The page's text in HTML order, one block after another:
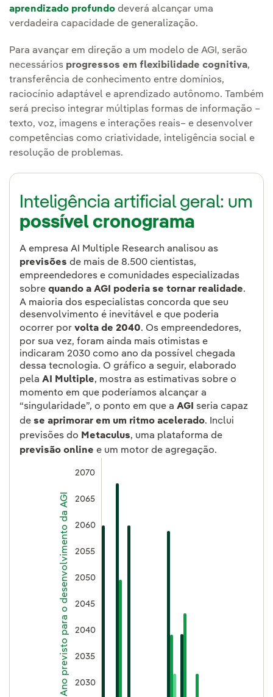
aprendizado profundo deverá alcançar uma
verdadeira capacidade de generalização.
Para avançar em direção a um modelo de AGI, serão
necessários progressos em flexibilidade cognitiva,
transferência de conhecimento entre domínios,
raciocínio adaptável e aprendizado autônomo. Também
será preciso integrar múltiplas formas de informação –
texto, voz, imagens e interações reais– e desenvolver
competências como criatividade, inteligência social e
resolução de problemas.
Inteligência artificial geral: um
possível cronograma
A empresa AI Multiple Research analisou as
previsões de mais de 8.500 cientistas,
empreendedores e comunidades especializadas
sobre quando a AGI poderia se tornar realidade.
A maioria dos especialistas concorda que seu
desenvolvimento é inevitável e que poderia
ocorrer por volta de 2040. Os empreendedores,
por sua vez, foram ainda mais otimistas e
indicaram 2030 como ano da possível chegada
dessa tecnologia. O gráfico a seguir, elaborado
pela AI Multiple, mostra as estimativas sobre o
momento em que poderíamos alcançar a
“singularidade”, o ponto em que a AGI seria capaz
de se aprimorar em um ritmo acelerado. Inclui
previsões do Metaculus, uma plataforma de
previsão online e um motor de agregação.
Ano previsto para o desenvolvimento da AGI
2070
2065
2060
2055
2050
2045
2040
2035
2030